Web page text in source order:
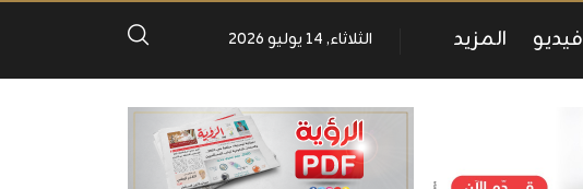
فيديو المزيد الثلاثاء, 14 يوليو 2026